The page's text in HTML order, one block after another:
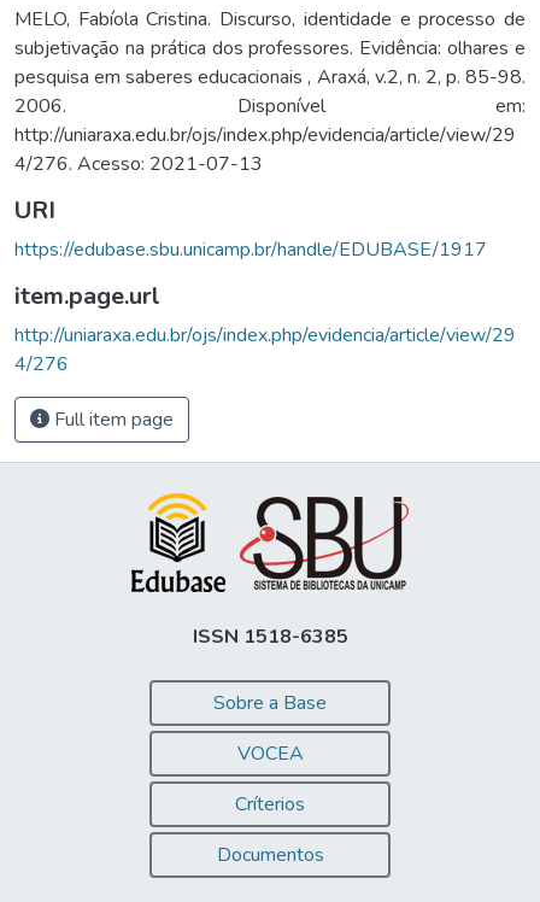
MELO, Fabíola Cristina. Discurso, identidade e processo de
subjetivação na prática dos professores. Evidência: olhares e
pesquisa em saberes educacionais , Araxá, v.2, n. 2, p. 85-98.
2006. Disponível em:
http://uniaraxa.edu.br/ojs/index.php/evidencia/article/view/29
4/276. Acesso: 2021-07-13
URI
https://edubase.sbu.unicamp.br/handle/EDUBASE/1917
item.page.url
http://uniaraxa.edu.br/ojs/index.php/evidencia/article/view/29
4/276
Full item page
ISSN 1518-6385
Sobre a Base
VOCEA
Críterios
Documentos